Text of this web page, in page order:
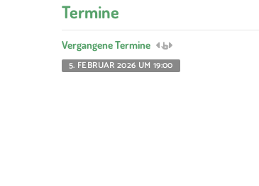
Termine
Vergangene Termine
5. FEBRUAR 2026 UM 19:00